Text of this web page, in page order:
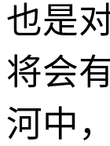
也是
将会
河中